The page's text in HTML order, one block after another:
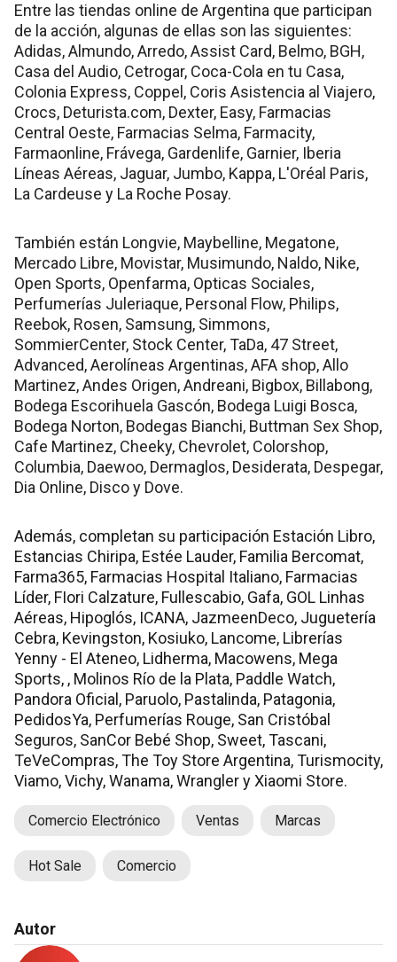
Entre las tiendas online de Argentina que participan
de la acción, algunas de ellas son las siguientes:
Adidas, Almundo, Arredo, Assist Card, Belmo, BGH,
Casa del Audio, Cetrogar, Coca-Cola en tu Casa,
Colonia Express, Coppel, Coris Asistencia al Viajero,
Crocs, Deturista.com, Dexter, Easy, Farmacias
Central Oeste, Farmacias Selma, Farmacity,
Farmaonline, Frávega, Gardenlife, Garnier, Iberia
Líneas Aéreas, Jaguar, Jumbo, Kappa, L'Oréal Paris,
La Cardeuse y La Roche Posay.
También están Longvie, Maybelline, Megatone,
Mercado Libre, Movistar, Musimundo, Naldo, Nike,
Open Sports, Openfarma, Opticas Sociales,
Perfumerías Juleriaque, Personal Flow, Philips,
Reebok, Rosen, Samsung, Simmons,
SommierCenter, Stock Center, TaDa, 47 Street,
Advanced, Aerolíneas Argentinas, AFA shop, Allo
Martinez, Andes Origen, Andreani, Bigbox, Billabong,
Bodega Escorihuela Gascón, Bodega Luigi Bosca,
Bodega Norton, Bodegas Bianchi, Buttman Sex Shop,
Cafe Martinez, Cheeky, Chevrolet, Colorshop,
Columbia, Daewoo, Dermaglos, Desiderata, Despegar,
Dia Online, Disco y Dove.
Además, completan su participación Estación Libro,
Estancias Chiripa, Estée Lauder, Familia Bercomat,
Farma365, Farmacias Hospital Italiano, Farmacias
Líder, FIori Calzature, Fullescabio, Gafa, GOL Linhas
Aéreas, Hipoglós, ICANA, JazmeenDeco, Juguetería
Cebra, Kevingston, Kosiuko, Lancome, Librerías
Yenny - El Ateneo, Lidherma, Macowens, Mega
Sports, , Molinos Río de la Plata, Paddle Watch,
Pandora Oficial, Paruolo, Pastalinda, Patagonia,
PedidosYa, Perfumerías Rouge, San Cristóbal
Seguros, SanCor Bebé Shop, Sweet, Tascani,
TeVeCompras, The Toy Store Argentina, Turismocity,
Viamo, Vichy, Wanama, Wrangler y Xiaomi Store.
Comercio Electrónico Ventas Marcas
Hot Sale Comercio
Autor